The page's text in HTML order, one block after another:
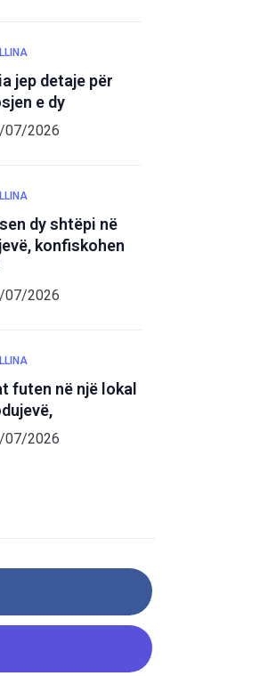
jep detaje për
e dy
07/2026
dy shtëpi në
konfiskohen
07/2026
futen në një lokal
07/2026